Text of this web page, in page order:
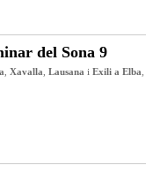
del Sona 9
Xavalla Lausana i Exili a Elba